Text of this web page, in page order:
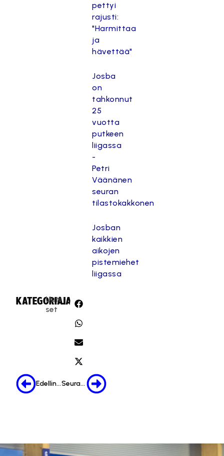
pettyi
rajusti:
"Harmittaa
ja
hävettää"
Josba
on
tahkonnut
25
vuotta
putkeen
liigassa
-
Petri
Väänänen
seuran
tilastokakkonen
Josban
kaikkien
aikojen
pistemiehet
liigassa
KATEGORIA:
Uuti
set
JAA:
Edellinen Seuraava